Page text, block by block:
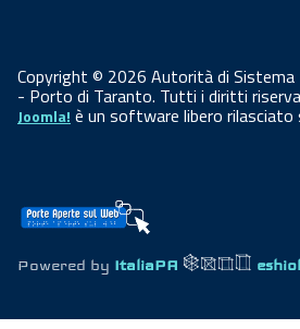
Copyright © 2026 Autorità di Sistema
- Porto di Taranto. Tutti i diritti
Joomla! è un software libero
Powered by ItaliaPA